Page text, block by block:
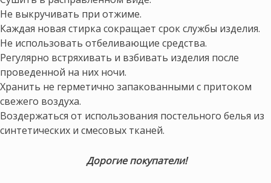
Не выкручивать при отжиме.
Каждая новая стирка сокращает срок службы изделия.
Не использовать отбеливающие средства.
Регулярно встряхивать и взбивать изделия после
проведенной на них ночи.
Хранить не герметично запакованными с притоком
свежего воздуха.
Воздержаться от использования постельного белья из
синтетических и смесовых тканей.
Дорогие покупатели!